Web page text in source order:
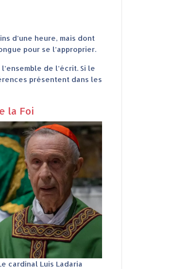
d’une heure, mais dont
pour se l’approprier.
de l’écrit. Si le
présentent dans les
la Foi
cardinal Luis Ladaria